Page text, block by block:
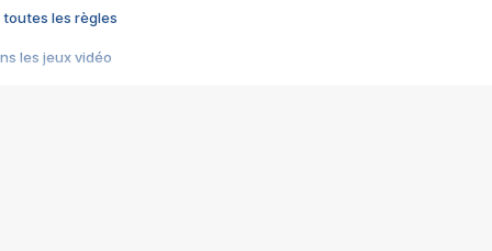
toutes les règles
les jeux vidéo